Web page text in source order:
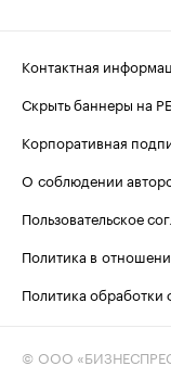
Контактная
Скрыть баннеры на
Корпоративная
О соблюдении
Пользовательское
Политика в
Политика обработки
© ООО